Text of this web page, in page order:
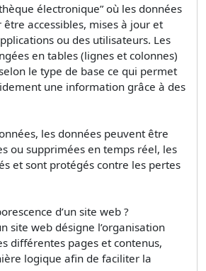
électronique” où les données
être accessibles, mises à jour et
ou des utilisateurs. Les
en tables (lignes et colonnes)
le type de base ce qui permet
une information grâce à des
les données peuvent être
ou supprimées en temps réel, les
et sont protégés contre les pertes
d’un site web ?
site web désigne l’organisation
différentes pages et contenus,
logique afin de faciliter la